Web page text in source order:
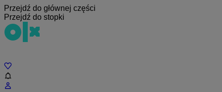
Przejdź do głównej części
Przejdź do stopki